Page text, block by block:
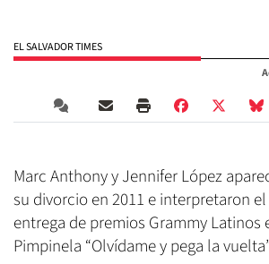
EL SALVADOR TIMES
Marc Anthony y Jennifer López
su divorcio en 2011 e interpretaron
entrega de premios Grammy Latinos
Pimpinela “Olvídame y pega la